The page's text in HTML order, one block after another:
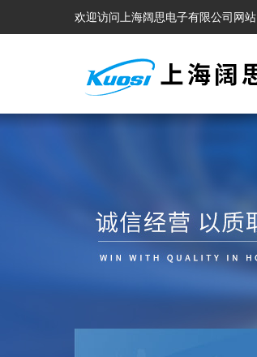
欢迎访问上海阔思电子有限公司网站